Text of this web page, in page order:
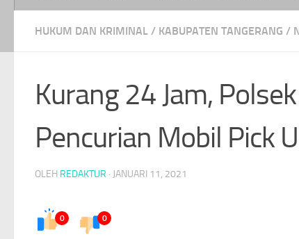
HUKUM DAN KRIMINAL / KABUPATEN TANGERANG /
Kurang 24 Jam,
Pencurian Mobil Pick
OLEH REDAKTUR · JANUARI 11, 2021
0 0